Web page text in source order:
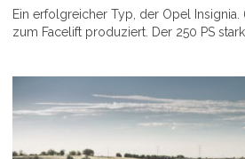
Ein erfolgreicher Typ, der Opel
zum Facelift produziert. Der 250 PS